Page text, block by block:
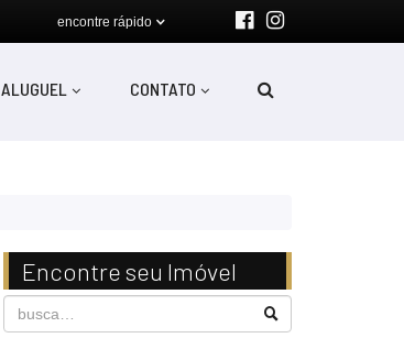
encontre rápido
ALUGUEL CONTATO
Encontre seu Imóvel